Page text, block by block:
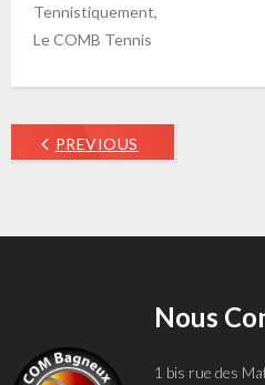
Tennistiquement,
Le COMB Tennis
PREVIOUS
Nous
1 bis rue des